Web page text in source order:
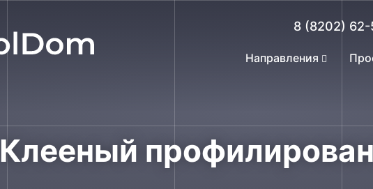
8 (8202) 62-
Направления
Клееный